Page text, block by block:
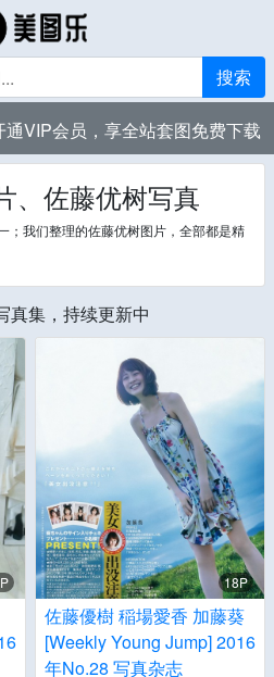
搜索
通VIP会员，享全站套图免费下载
、佐藤优树写真
；我们整理的佐藤优树图片，全部都是精
真集，持续更新中
18P
佐藤優樹 稲場愛香 加藤葵
[Weekly Young Jump] 2016
年No.28 写真杂志